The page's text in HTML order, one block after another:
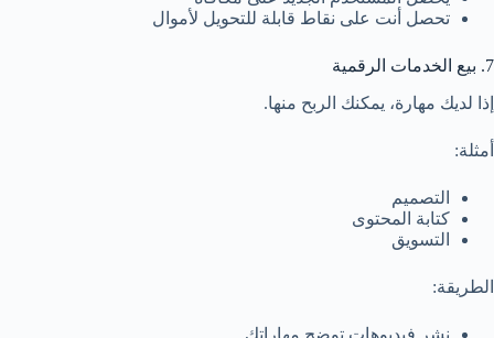
تحصل أنت على نقاط قابلة للتحويل لأموال
7. بيع الخدمات الرقمية
إذا لديك مهارة، يمكنك الربح منها.
أمثلة:
التصميم
كتابة المحتوى
التسويق
الطريقة:
نشر فيديوهات توضح مهاراتك